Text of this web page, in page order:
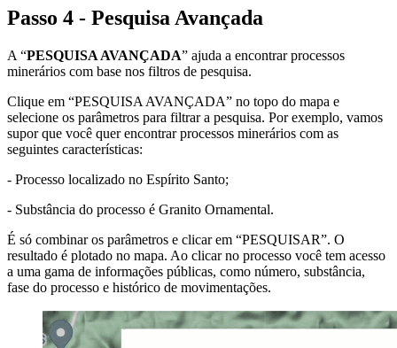
Passo 4 - Pesquisa Avançada
A “PESQUISA AVANÇADA” ajuda a encontrar processos
minerários com base nos filtros de pesquisa.
Clique em “PESQUISA AVANÇADA” no topo do mapa e
selecione os parâmetros para filtrar a pesquisa. Por exemplo, vamos
supor que você quer encontrar processos minerários com as
seguintes características:
- Processo localizado no Espírito Santo;
- Substância do processo é Granito Ornamental.
É só combinar os parâmetros e clicar em “PESQUISAR”. O
resultado é plotado no mapa. Ao clicar no processo você tem acesso
a uma gama de informações públicas, como número, substância,
fase do processo e histórico de movimentações.